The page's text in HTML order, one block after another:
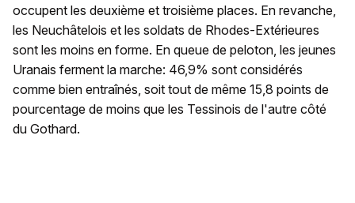
occupent les deuxième et troisième places. En revanche,
les Neuchâtelois et les soldats de Rhodes-Extérieures
sont les moins en forme. En queue de peloton, les jeunes
Uranais ferment la marche: 46,9% sont considérés
comme bien entraînés, soit tout de même 15,8 points de
pourcentage de moins que les Tessinois de l'autre côté
du Gothard.